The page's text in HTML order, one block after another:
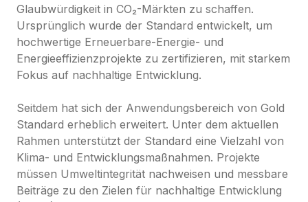
Glaubwürdigkeit in CO₂-Märkten zu schaffen.
Ursprünglich wurde der Standard entwickelt, um
hochwertige Erneuerbare-Energie- und
Energieeffizienzprojekte zu zertifizieren, mit starkem
Fokus auf nachhaltige Entwicklung.
Seitdem hat sich der Anwendungsbereich von Gold
Standard erheblich erweitert. Unter dem aktuellen
Rahmen unterstützt der Standard eine Vielzahl von
Klima- und Entwicklungsmaßnahmen. Projekte
müssen Umweltintegrität nachweisen und messbare
Beiträge zu den Zielen für nachhaltige Entwicklung